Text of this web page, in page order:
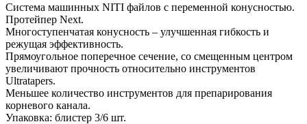
Система машинных NITI файлов с переменной конусностью.
Протейпер Next.
Многоступенчатая конусность – улучшенная гибкость и
режущая эффективность.
Прямоугольное поперечное сечение, со смещенным центром
увеличивают прочность относительно инструментов
Ultratapers.
Меньшее количество инструментов для препарирования
корневого канала.
Упаковка: блистер 3/6 шт.